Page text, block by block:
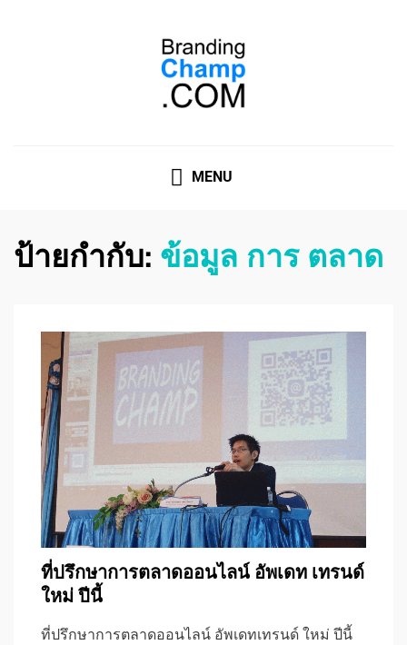
MENU
ป้ายกำกับ: ข้อมูล การ ตลาด
ที่ปรึกษาการตลาดออนไลน์ อัพเดท เทรนด์
ใหม่ ปีนี้
ที่ปรึกษาการตลาดออนไลน์ อัพเดทเทรนด์ ใหม่ ปีนี้